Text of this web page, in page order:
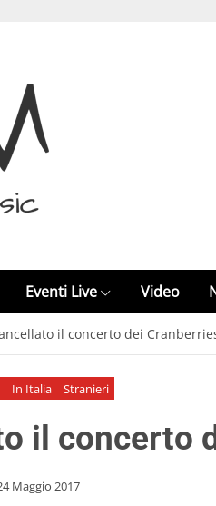
Eventi Live Video
il concerto dei
In Italia Stranieri
il concerto
Maggio 2017